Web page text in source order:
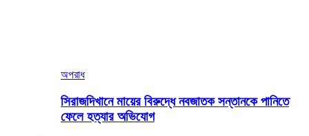
অপরাধ
সিরাজদিখানে মায়ের বিরুদ্ধে নবজাতক সন্তানকে পানিতে
ফেলে হত্যার অভিযোগ